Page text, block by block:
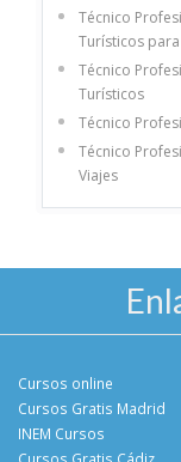
Técnico
Turísticos
Técnico
Turísticos
Técnico
Técnico
Viajes
Cursos online
Cursos Gratis Madrid
INEM Cursos
Cursos Gratis Cádiz